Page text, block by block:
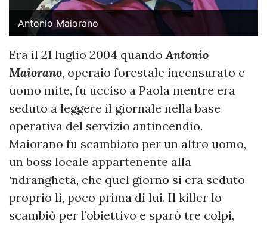
Antonio Maiorano
Era il 21 luglio 2004 quandoAntonio
Maiorano, operaio forestale incensurato e
uomo mite, fu ucciso a Paola mentre era
seduto a leggere il giornale nella base
operativa del servizio antincendio.
Maiorano fu scambiato per un altro uomo,
un boss locale appartenente alla
‘ndrangheta, che quel giorno si era seduto
proprio lì, poco prima di lui. Il killer lo
scambiò per l’obiettivo e sparò tre colpi,